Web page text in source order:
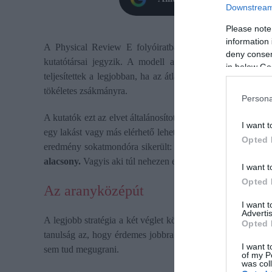
Please
information
deny
in below
I want
Opted
I want
Opted
I want
Opted
I want
of my
was
A Physical Review E folyóiratban megjelent
kutatótársai jegyzik. A modell alapgondolata
egy
teljesítettek a legjobban, ha az átlagosnál jobb fogás
tökéletes zsákmányra.
A kutatók ezt az elvet általánosították. A modellben a
egy lakást vagy más elérhető lehetőséget. Előre
eredmény sokatmondóra sikerült: szerint
a túl magas
alacsony. Vagyis aki túl nehezen elégedett meg bármivel,
Az aranyközépút
A legjobb stratégia a két véglet között helyezkedett el:az
tanulság az, hogy érdemes jobbra törekedni az
sem tud megugrani.